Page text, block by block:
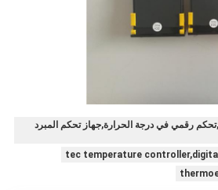
جهاز تحكم درجة الحرارة tec,تحكم رقمي في درجة الحرارة,جهاز تحكم المبرد
tec temperature